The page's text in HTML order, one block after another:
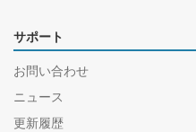
サポート
お問い合わせ
ニュース
更新履歴